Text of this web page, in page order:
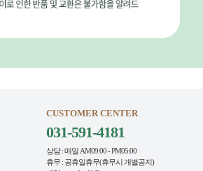
CUSTOMER CENTER
031-591-4181
상담 : 매일 AM09:00 - PM05:00
휴무 : 공휴일휴무(휴무시 개별공지)